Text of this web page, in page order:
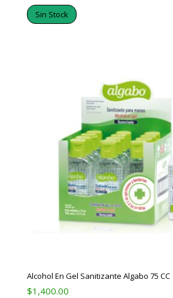
Sin Stock
Alcohol En Gel Sanitizante Algabo 75 CC
$1,400.00